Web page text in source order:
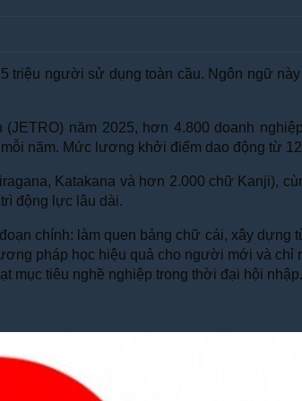
triệu người sử dụng toàn cầu. Ngôn ngữ
năm 2025, hơn 4.800 doanh
năm. Mức lương khởi điểm dao động từ
Katakana và hơn 2.000 chữ Kanji),
động lực lâu dài.
chính: làm quen bảng chữ cái, xây
pháp học hiệu quả cho người mới và
mục tiêu nghề nghiệp trong thời đại hội nhập.